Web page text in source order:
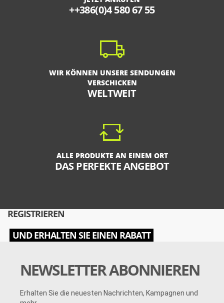
++386(0)4 580 67 55
WIR KÖNNEN UNSERE SENDUNGEN
VERSCHICKEN
WELTWEIT
ALLE PRODUKTE AN EINEM ORT
DAS PERFEKTE ANGEBOT
REGISTRIEREN
UND ERHALTEN SIE EINEN RABATT
NEWSLETTER ABONNIEREN
Erhalten Sie die neuesten Nachrichten, Kampagnen und